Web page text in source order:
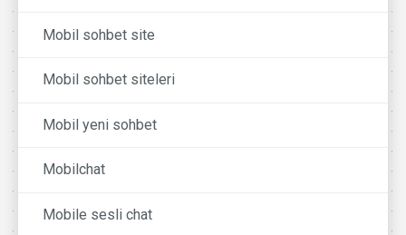
Mobil sohbet site
Mobil sohbet siteleri
Mobil yeni sohbet
Mobilchat
Mobile sesli chat